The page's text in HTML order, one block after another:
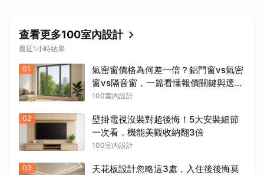
查看更多100室內設計
最近1小時結果
01
氣密窗價格為何差一倍？鋁門窗vs氣密
窗vs隔音窗，一篇看懂報價關鍵與選購
陷阱
100室內設計
02
壁掛電視沒裝對超後悔！5大安裝細節
一次看，機能美觀收納翻3倍
100室內設計
03
天花板設計忽略這3處，入住後後悔莫